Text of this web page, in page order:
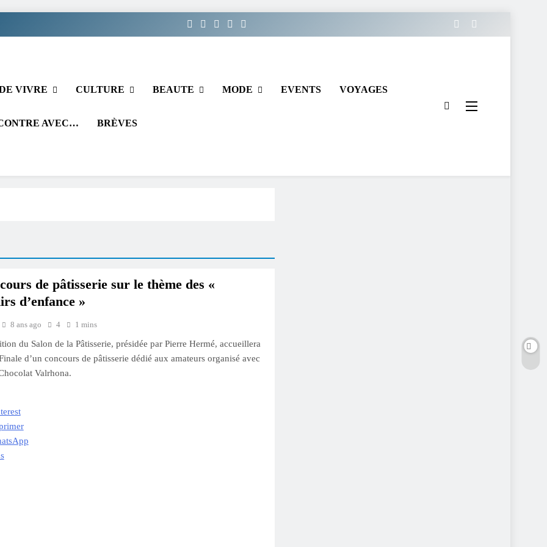
VIVRE CULTURE BEAUTE MODE EVENTS VOYAGES
AVEC… BRÈVES
de pâtisserie sur le thème des «
d’enfance »
8 ans ago 4 1 mins
du Salon de la Pâtisserie, présidée par Pierre Hermé, accueillera
d’un concours de pâtisserie dédié aux amateurs organisé avec
Valrhona.